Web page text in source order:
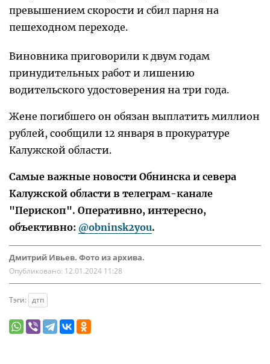
превышением скорости и сбил парня на
пешеходном переходе.
Виновника приговорили к двум годам
принудительных работ и лишению
водительского удостоверения на три года.
Жене погибшего он обязан выплатить миллион
рублей, сообщили 12 января в прокуратуре
Калужской области.
Самые важные новости Обнинска и севера
Калужской области в телеграм-канале
"Перископ". Оперативно, интересно,
объективно: @obninsk2you.
Дмитрий Ивьев. Фото из архива.
Опубликовано: 12.01.2024 11:28
Тэги: дтп